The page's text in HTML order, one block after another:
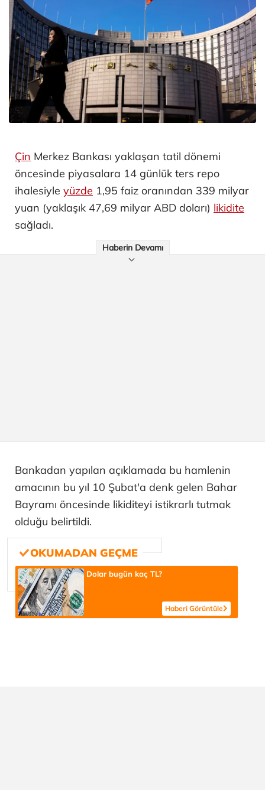
Çin Merkez Bankası yaklaşan tatil dönemi
öncesinde piyasalara 14 günlük ters repo
ihalesiyle yüzde 1,95 faiz oranından 339 milyar
yuan (yaklaşık 47,69 milyar ABD doları) likidite
sağladı.
Haberin Devamı
Bankadan yapılan açıklamada bu hamlenin
amacının bu yıl 10 Şubat'a denk gelen Bahar
Bayramı öncesinde likiditeyi istikrarlı tutmak
olduğu belirtildi.
Dolar bugün kaç TL?
Haberi Görüntüle